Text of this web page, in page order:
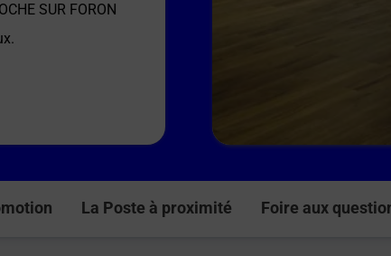
SUR FORON
La Poste à proximité Foire aux